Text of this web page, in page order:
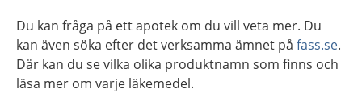
Du kan fråga på ett apotek om du vill veta mer. Du
kan även söka efter det verksamma ämnet på fass.se.
Där kan du se vilka olika produktnamn som finns och
läsa mer om varje läkemedel.